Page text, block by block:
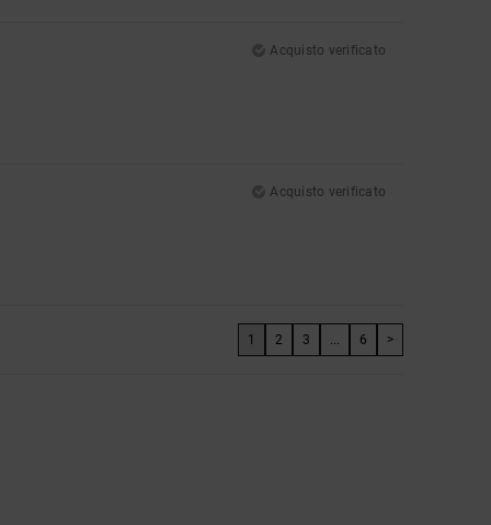
Acquisto verificato
Acquisto verificato
1 2 3 ... 6 >